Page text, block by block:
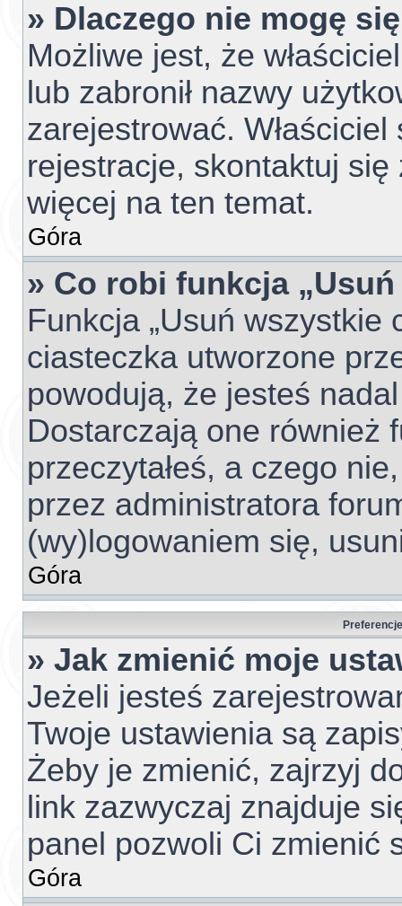
» Dlaczego nie mogę
Możliwe jest, że
lub zabronił nazwy
zarejestrować.
rejestracje, skontaktuj
więcej na ten temat.
Góra
» Co robi funkcja
Funkcja „Usuń wszystkie
ciasteczka utworzone
powodują, że jesteś
Dostarczają one również
przeczytałeś, a czego
przez administratora
(wy)logowaniem się,
Góra
» Jak zmienić moje
Jeżeli jesteś
Twoje ustawienia są
Żeby je zmienić, zajrzyj
link zazwyczaj znajduje
panel pozwoli Ci zmienić
Góra